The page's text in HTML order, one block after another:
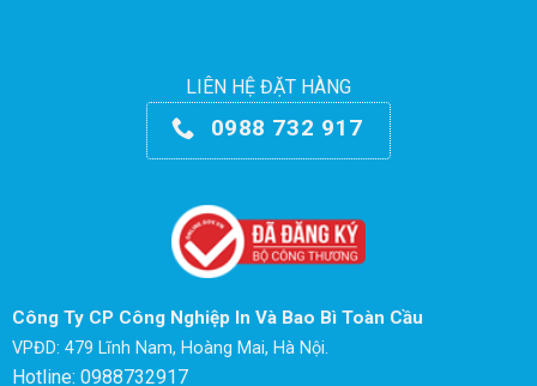
LIÊN HỆ ĐẶT HÀNG
0988 732 917
Công Ty CP Công Nghiệp In Và Bao Bì Toàn Cầu
VPĐD: 479 Lĩnh Nam, Hoàng Mai, Hà Nội.
Hotline: 0988732917